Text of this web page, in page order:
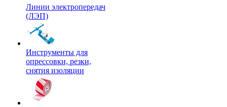
Линии электропередач
(ЛЭП)
Инструменты для
опрессовки, резки,
снятия изоляции